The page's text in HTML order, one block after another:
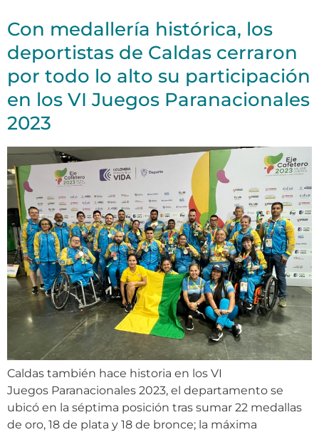
Con medallería histórica, los
deportistas de Caldas cerraron
por todo lo alto su participación
en los VI Juegos Paranacionales
2023
Caldas también hace historia en los VI
Juegos Paranacionales 2023, el departamento se
ubicó en la séptima posición tras sumar 22 medallas
de oro, 18 de plata y 18 de bronce; la máxima